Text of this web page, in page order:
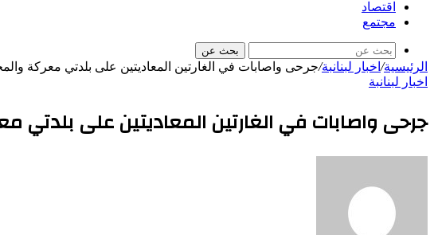
اقتصاد
مجتمع
بحث عن
الرئيسية/ اخبار لبنانبة/جرحى واصابات في الغارتين المعاديتين على بلدتي معركة
اخبار لبنانبة
جرحى واصابات في الغارتين المعاديتين على